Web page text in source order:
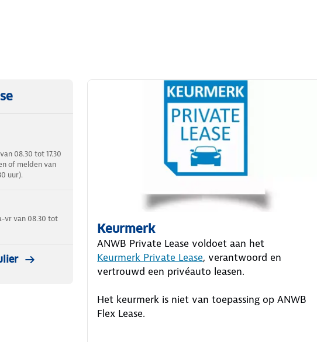
08.30 tot 17.30
of melden van
uur).
vr van 08.30 tot
Keurmerk
ANWB Private Lease voldoet aan het
Keurmerk Private Lease, verantwoord en
vertrouwd een privéauto leasen.
Het keurmerk is niet van toepassing op ANWB
Flex Lease.